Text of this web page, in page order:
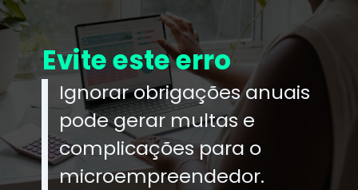
Evite este erro
Ignorar obrigações anuais
pode gerar multas e
complicações para o
microempreendedor.